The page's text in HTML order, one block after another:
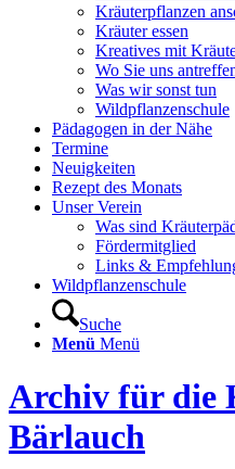
Kräuterpflanzen
Kräuter essen
Kreatives mit
Wo Sie uns
Was wir sonst tun
Wildpflanzenschule
Pädagogen in der Nähe
Termine
Neuigkeiten
Rezept des Monats
Unser Verein
Was sind
Fördermitglied
Links &
Wildpflanzenschule
Suche
Menü Menü
Archiv für die
Bärlauch